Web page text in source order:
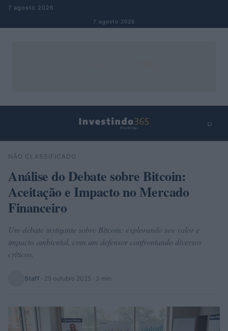
Pular para o conteúdo
7 agosto 2026
7 agosto 2026
⌕
Buscar
NÃO CLASSIFICADO
Análise do Debate sobre Bitcoin:
Aceitação e Impacto no Mercado
Financeiro
Um debate instigante sobre Bitcoin: explorando seu valor e
impacto ambiental, com um defensor confrontando diversos
críticos.
Staff · 25 outubro 2025 · 3 min